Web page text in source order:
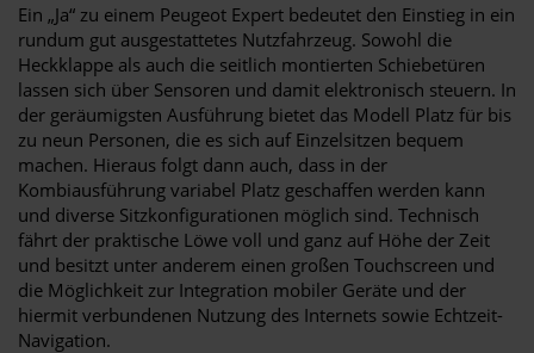
Ein „Ja“ zu einem Peugeot Expert bedeutet den Einstieg in ein
rundum gut ausgestattetes Nutzfahrzeug. Sowohl die
Heckklappe als auch die seitlich montierten Schiebetüren
lassen sich über Sensoren und damit elektronisch steuern. In
der geräumigsten Ausführung bietet das Modell Platz für bis
zu neun Personen, die es sich auf Einzelsitzen bequem
machen. Hieraus folgt dann auch, dass in der
Kombiausführung variabel Platz geschaffen werden kann
und diverse Sitzkonfigurationen möglich sind. Technisch
fährt der praktische Löwe voll und ganz auf Höhe der Zeit
und besitzt unter anderem einen großen Touchscreen und
die Möglichkeit zur Integration mobiler Geräte und der
hiermit verbundenen Nutzung des Internets sowie Echtzeit-
Navigation.